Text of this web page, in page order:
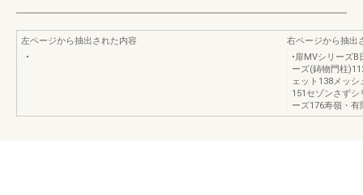
左ページから抽出された内容
•
右ページから抽出
•扉MVシリーズ
ーズ(鋳物門柱
ェット138メッ
151セゾンさず
ーズ176寿嶺・有